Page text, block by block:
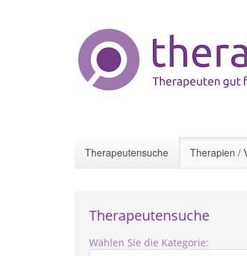
Therapeutensuche Therapien /
Therapeutensuche
Wählen Sie die Kategorie: